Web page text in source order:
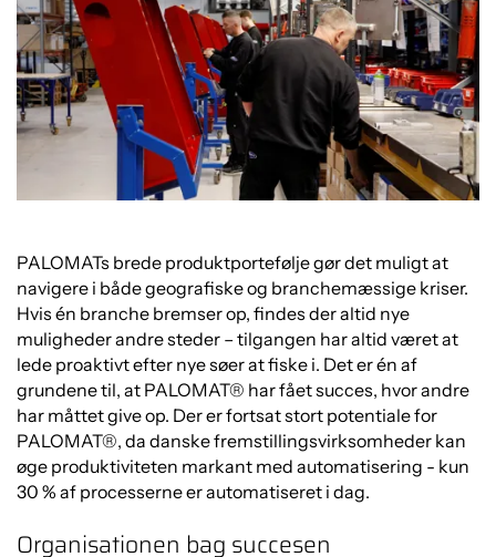
PALOMATs brede produktportefølje gør det muligt at
navigere i både geografiske og branchemæssige kriser.
Hvis én branche bremser op, findes der altid nye
muligheder andre steder – tilgangen har altid været at
lede proaktivt efter nye søer at fiske i. Det er én af
grundene til, at PALOMAT® har fået succes, hvor andre
har måttet give op. Der er fortsat stort potentiale for
PALOMAT®, da danske fremstillingsvirksomheder kan
øge produktiviteten markant med automatisering - kun
30 % af processerne er automatiseret i dag.
Organisationen bag succesen